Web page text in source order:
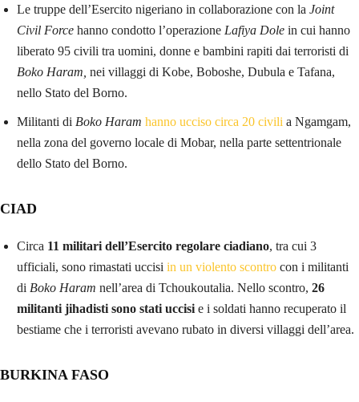
Le truppe dell’Esercito nigeriano in collaborazione con la Joint
Civil Force hanno condotto l’operazione Lafiya Dole in cui hanno
liberato 95 civili tra uomini, donne e bambini rapiti dai terroristi di
Boko Haram, nei villaggi di Kobe, Boboshe, Dubula e Tafana,
nello Stato del Borno.
Militanti di Boko Haram hanno ucciso circa 20 civili a Ngamgam,
nella zona del governo locale di Mobar, nella parte settentrionale
dello Stato del Borno.
CIAD
Circa 11 militari dell’Esercito regolare ciadiano, tra cui 3
ufficiali, sono rimastati uccisi in un violento scontro con i militanti
di Boko Haram nell’area di Tchoukoutalia. Nello scontro, 26
militanti jihadisti sono stati uccisi e i soldati hanno recuperato il
bestiame che i terroristi avevano rubato in diversi villaggi dell’area.
BURKINA FASO